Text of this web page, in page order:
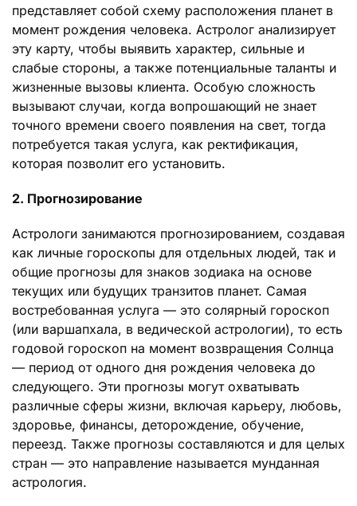
представляет собой схему расположения планет в
момент рождения человека. Астролог анализирует
эту карту, чтобы выявить характер, сильные и
слабые стороны, а также потенциальные таланты и
жизненные вызовы клиента. Особую сложность
вызывают случаи, когда вопрошающий не знает
точного времени своего появления на свет, тогда
потребуется такая услуга, как ректификация,
которая позволит его установить.
2. Прогнозирование
Астрологи занимаются прогнозированием, создавая
как личные гороскопы для отдельных людей, так и
общие прогнозы для знаков зодиака на основе
текущих или будущих транзитов планет. Самая
востребованная услуга — это солярный гороскоп
(или варшапхала, в ведической астрологии), то есть
годовой гороскоп на момент возвращения Солнца
— период от одного дня рождения человека до
следующего. Эти прогнозы могут охватывать
различные сферы жизни, включая карьеру, любовь,
здоровье, финансы, деторождение, обучение,
переезд. Также прогнозы составляются и для целых
стран — это направление называется мунданная
астрология.